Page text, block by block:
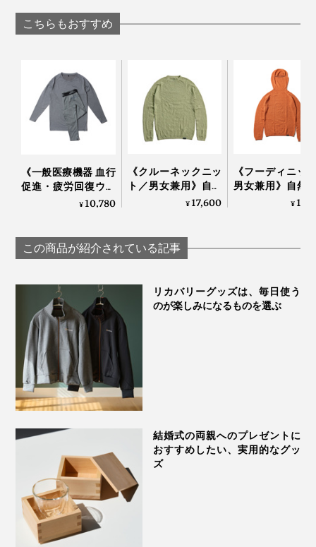
こちらもおすすめ
《一般医療機器 血行
促進・疲労回復ウエ
ア》テラヘルツ鉱石
WEAR」｜遠赤技研
¥10,780
《クルーネックニッ
ト／男女兼用》自然
な調湿・調温・防
WEAR シームレス ク
ルーネック」｜
¥17,600
《フーディニッ
男女兼用》自然
湿・調温・防臭
¥
この商品が紹介されている記事
リカバリーグッズは、毎日使う
のが楽しみになるものを選ぶ
結婚式の両親へのプレゼントに
おすすめしたい、実用的なグッ
ズ